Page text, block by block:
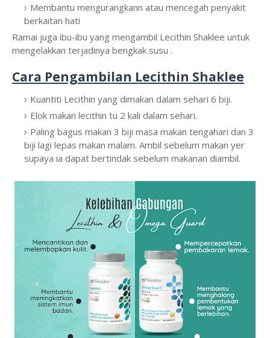
Membantu mengurangkann atau mencegah penyakit
berkaitan hati⁣
⁣Ramai juga ibu-ibu yang mengambil Lecithin Shaklee untuk
mengelakkan terjadinya bengkak susu .⁣
Cara Pengambilan Lecithin Shaklee
Kuantiti Lecithin yang dimakan dalam sehari 6 biji.
Elok makan lecithin tu 2 kali dalam sehari.
Paling bagus makan 3 biji masa makan tengahari dan 3
biji lagi lepas makan malam. Ambil sebelum makan yer
supaya ia dapat bertindak sebelum makanan diambil.